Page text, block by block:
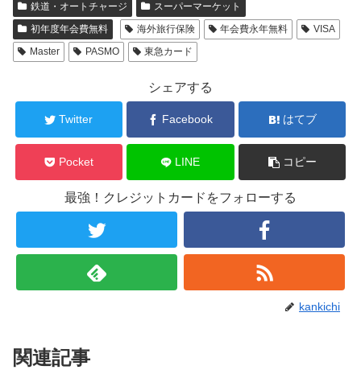
鉄道・オートチャージ
スーパーマーケット
初年度年会費無料
海外旅行保険 年会費永年無料
VISA
Master
PASMO 東急カード
シェアする
Twitter Facebook はてブ
Pocket LINE コピー
最強！クレジットカードをフォローする
kankichi
関連記事